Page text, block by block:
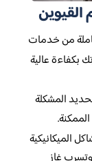
من خدمات
بكفاءة عالية
المشكلة
الميكانيكية